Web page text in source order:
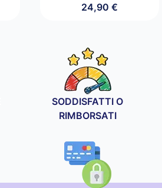
24,90 €
SODDISFATTI O
RIMBORSATI